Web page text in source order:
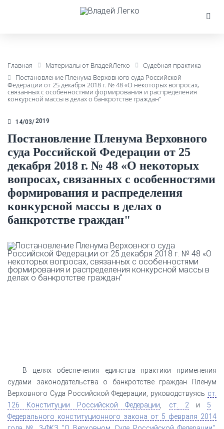
Главная Материалы от ВладейЛегко
Судебная практика
Постановление Пленума Верховного суда Российской
Федерации от 25 декабря 2018 г. № 48 «О некоторых вопросах,
связанных с особенностями формирования и распределения
конкурсной массы в делах о банкротстве граждан"
14/03 2019
Постановление Пленума Верховного
суда Российской Федерации от 25
декабря 2018 г. № 48 «О некоторых
вопросах, связанных с особенностями
формирования и распределения
конкурсной массы в делах о
банкротстве граждан"
В целях обеспечения единства практики применения
судами законодательства о банкротстве граждан Пленум
Верховного Суда Российской Федерации, руководствуясь ст.
126 Конституции Российской Федерации
ст. 2 и 5
Федерального конституционного закона от 5 февраля 2014